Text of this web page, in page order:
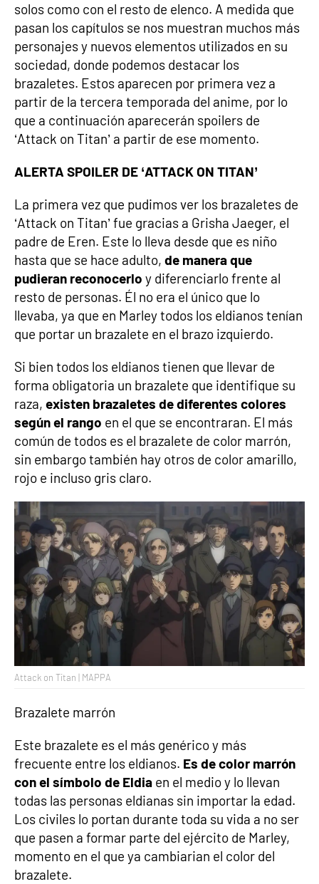
solos como con el resto de elenco. A medida que
pasan los capítulos se nos muestran muchos más
personajes y nuevos elementos utilizados en su
sociedad, donde podemos destacar los
brazaletes. Estos aparecen por primera vez a
partir de la tercera temporada del anime, por lo
que a continuación aparecerán spoilers de
‘Attack on Titan’ a partir de ese momento.
ALERTA SPOILER DE ‘ATTACK ON TITAN’
La primera vez que pudimos ver los brazaletes de
‘Attack on Titan’ fue gracias a Grisha Jaeger, el
padre de Eren. Este lo lleva desde que es niño
hasta que se hace adulto, de manera que
pudieran reconocerlo y diferenciarlo frente al
resto de personas. Él no era el único que lo
llevaba, ya que en Marley todos los eldianos tenían
que portar un brazalete en el brazo izquierdo.
Si bien todos los eldianos tienen que llevar de
forma obligatoria un brazalete que identifique su
raza, existen brazaletes de diferentes colores
según el rango en el que se encontraran. El más
común de todos es el brazalete de color marrón,
sin embargo también hay otros de color amarillo,
rojo e incluso gris claro.
Attack on Titan | MAPPA
Brazalete marrón
Este brazalete es el más genérico y más
frecuente entre los eldianos. Es de color marrón
con el símbolo de Eldia en el medio y lo llevan
todas las personas eldianas sin importar la edad.
Los civiles lo portan durante toda su vida a no ser
que pasen a formar parte del ejército de Marley,
momento en el que ya cambiarian el color del
brazalete.